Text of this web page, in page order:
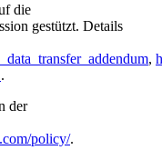
die
gestützt. Details
,
.
der
policy/.